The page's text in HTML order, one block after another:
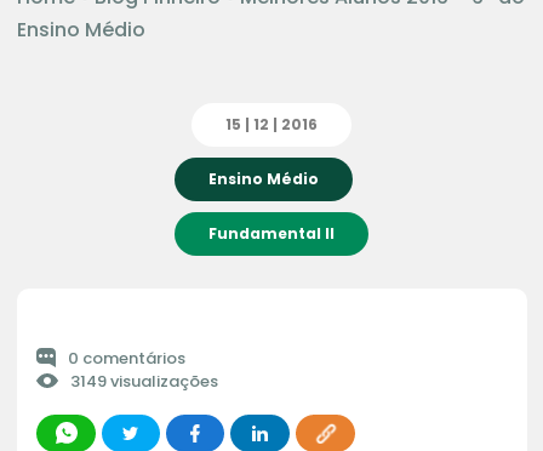
Ensino Médio
15 | 12 | 2016
Ensino Médio
Fundamental II
0 comentários
3149 visualizações